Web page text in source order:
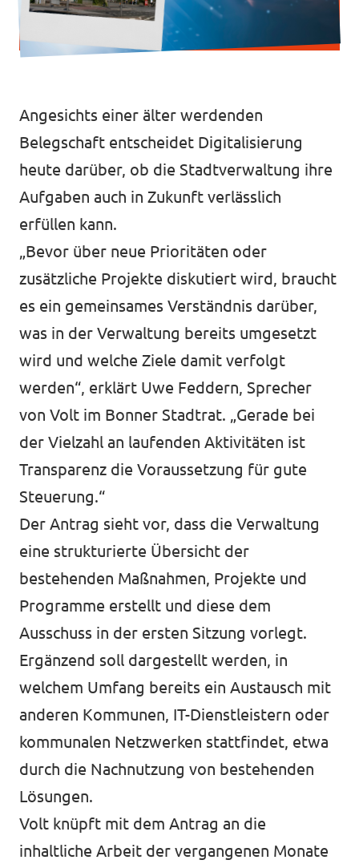
Datenschutz
Angesichts einer älter werdenden
Belegschaft entscheidet Digitalisierung
heute darüber, ob die Stadtverwaltung ihre
Aufgaben auch in Zukunft verlässlich
erfüllen kann.
„Bevor über neue Prioritäten oder
zusätzliche Projekte diskutiert wird, braucht
es ein gemeinsames Verständnis darüber,
was in der Verwaltung bereits umgesetzt
wird und welche Ziele damit verfolgt
werden“, erklärt Uwe Feddern, Sprecher
von Volt im Bonner Stadtrat. „Gerade bei
der Vielzahl an laufenden Aktivitäten ist
Transparenz die Voraussetzung für gute
Steuerung.“
Der Antrag sieht vor, dass die Verwaltung
eine strukturierte Übersicht der
bestehenden Maßnahmen, Projekte und
Programme erstellt und diese dem
Ausschuss in der ersten Sitzung vorlegt.
Ergänzend soll dargestellt werden, in
welchem Umfang bereits ein Austausch mit
anderen Kommunen, IT-Dienstleistern oder
kommunalen Netzwerken stattfindet, etwa
durch die Nachnutzung von bestehenden
Lösungen.
Volt knüpft mit dem Antrag an die
inhaltliche Arbeit der vergangenen Monate